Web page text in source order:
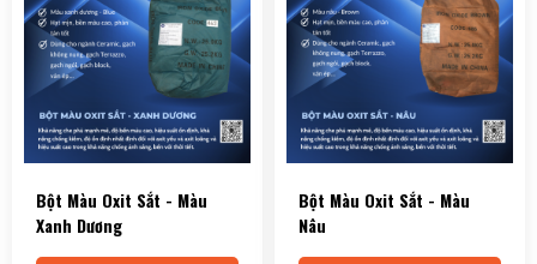
Bột Màu Oxit Sắt - Màu
Xanh Dương
Bột Màu Oxit Sắt - Màu
Nâu